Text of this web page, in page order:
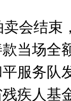
会结束
当场全
服务队
疾人基